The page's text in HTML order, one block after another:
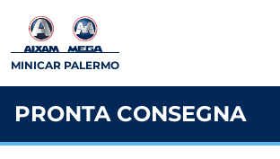
MINICAR PALERMO
PRONTA CONSEGNA